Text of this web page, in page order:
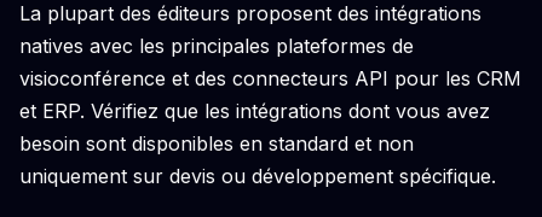
La plupart des éditeurs proposent des intégrations
natives avec les principales plateformes de
visioconférence et des connecteurs API pour les CRM
et ERP. Vérifiez que les intégrations dont vous avez
besoin sont disponibles en standard et non
uniquement sur devis ou développement spécifique.